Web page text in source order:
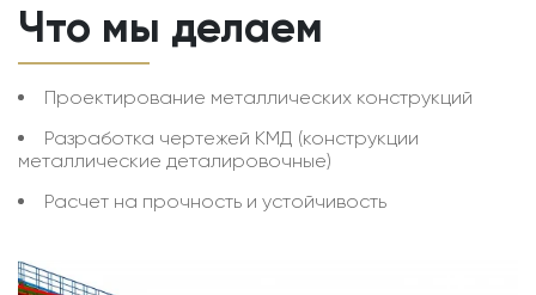
Что мы делаем
Проектирование металлических конструкций
Разработка чертежей КМД (конструкции
металлические деталировочные)
Расчет на прочность и устойчивость